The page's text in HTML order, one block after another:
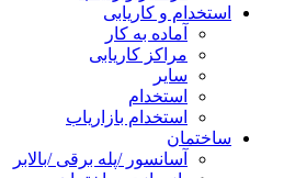
استخدام و کاریابی
آماده به کار
مراکز کاریابی
سایر
استخدام
استخدام بازاریاب
ساختمان
آسانسور /پله برقی /بالابر